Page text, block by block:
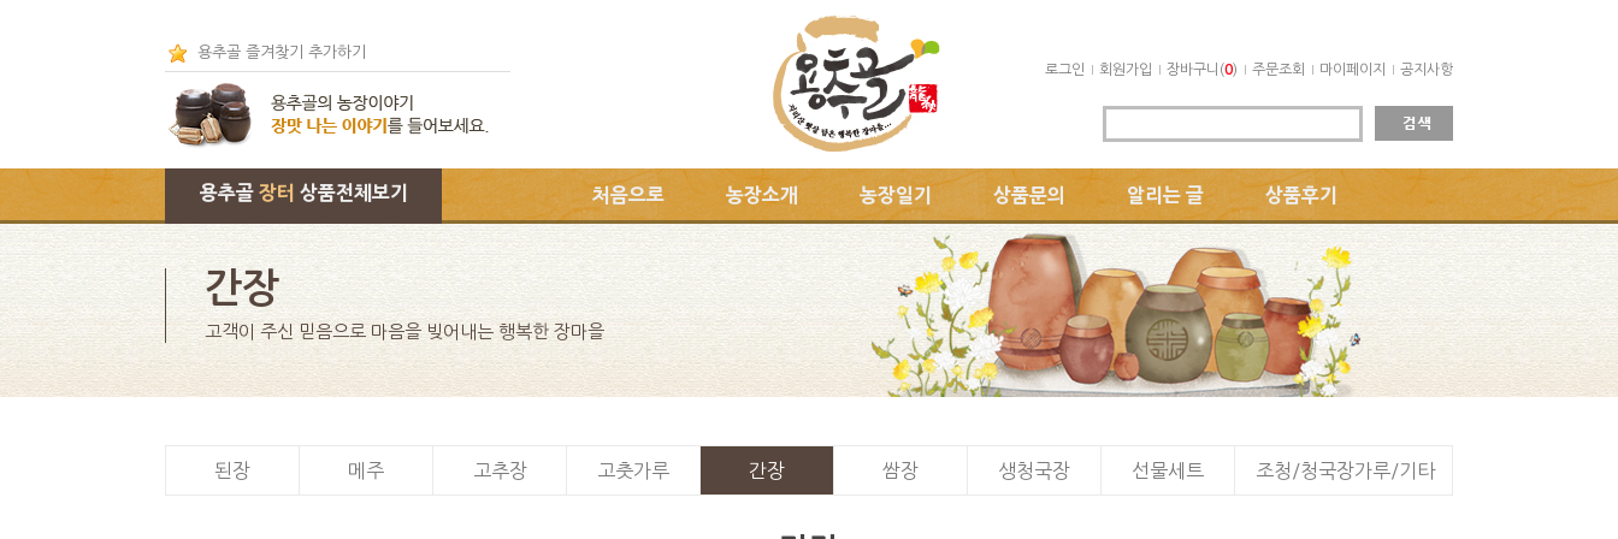
용추골 즐겨찾기 추가하기
로그인 회원가입 장바구니(0) 주문조회 마이페이지 공지사항
용추골 장터 상품전체보기 처음으로 농장소개 농장일기 상품문의 알리는 글 상품후기
간장
고객이 주신 믿음으로 마음을 빚어내는 행복한 장마을
된장 메주 고추장 고춧가루 간장 쌈장 생청국장 선물세트 조청/청국장가루/기타